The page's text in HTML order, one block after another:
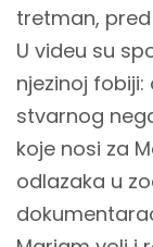
tretman,
U videu su
njezinoj
stvarnog
koje nosi za
odlazaka u